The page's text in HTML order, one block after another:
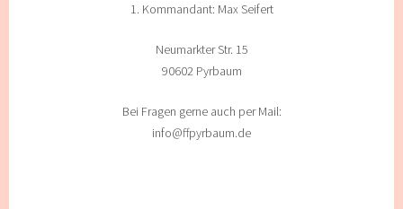
1. Kommandant: Max Seifert
Neumarkter Str. 15
90602 Pyrbaum
Bei Fragen gerne auch per Mail:
info@ffpyrbaum.de